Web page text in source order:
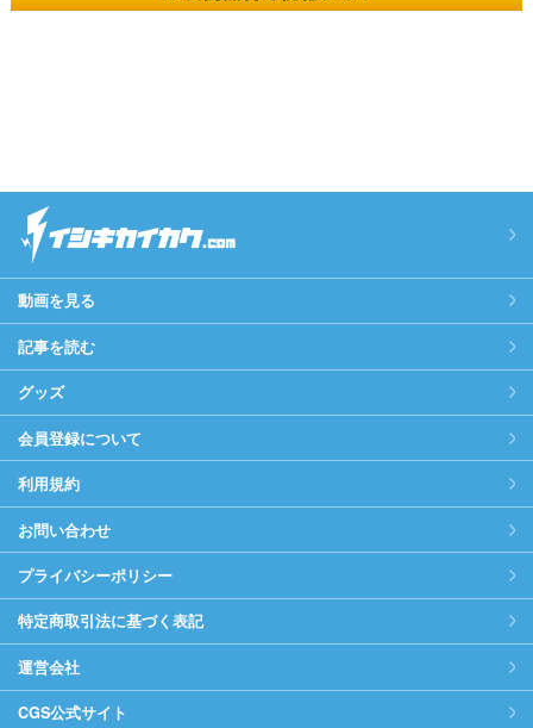
動画を見る
記事を読む
グッズ
会員登録について
利用規約
お問い合わせ
プライバシーポリシー
特定商取引法に基づく表記
運営会社
CGS公式サイト